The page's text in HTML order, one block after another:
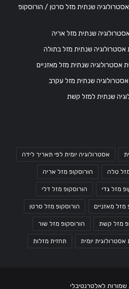
/ תחזית אסטרולוגיה שנתית מזל סרטן / הורוסקופ
אסטרולוגיה יומית לפי תאריך לידה
מזל טלה הורוסקופ מזל אריה
מזל גדי הורוסקופ מזל דלי
מזל מאזניים הורוסקופ מזל סרטן
מזל קשת הורוסקופ מזל שור
אסטרולוגית יומית תחזית מזלות
שמורות לאלטרנטיבלי